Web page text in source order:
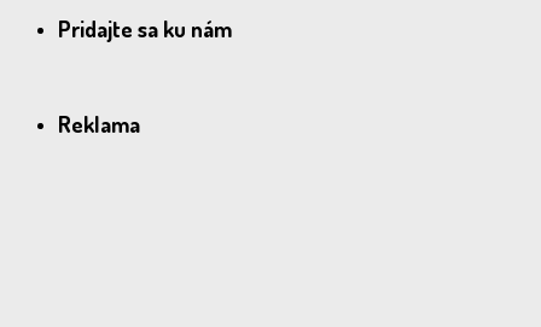
Pridajte sa ku nám
Reklama